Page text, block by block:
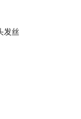
发丝